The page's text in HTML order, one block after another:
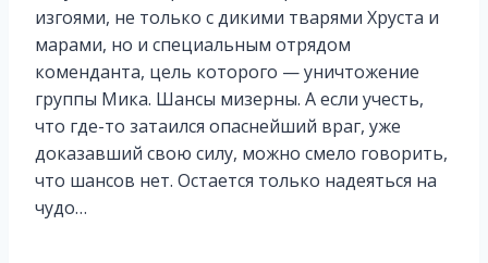
изгоями, не только с дикими тварями Хруста и
марами, но и специальным отрядом
коменданта, цель которого — уничтожение
группы Мика. Шансы мизерны. А если учесть,
что где-то затаился опаснейший враг, уже
доказавший свою силу, можно смело говорить,
что шансов нет. Остается только надеяться на
чудо…